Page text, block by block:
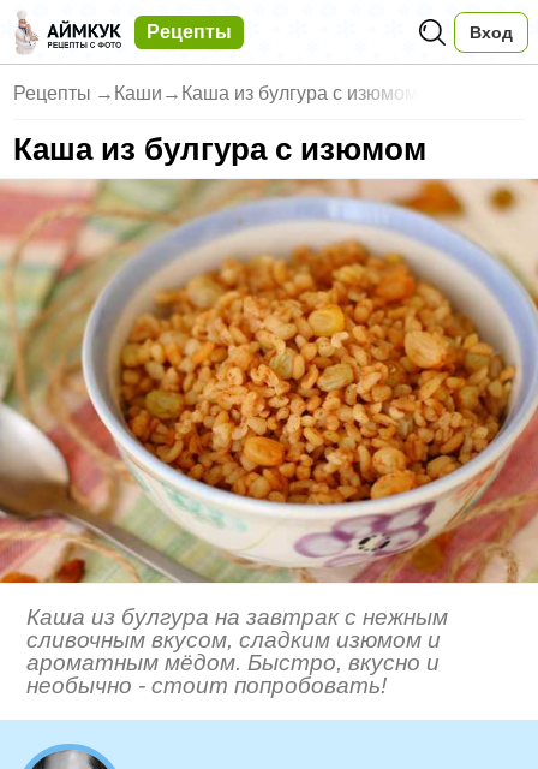
Рецепты Вход
Рецепты → Каши → Каша из булгура с изюмом
Каша из булгура с изюмом
Каша из булгура на завтрак с нежным
сливочным вкусом, сладким изюмом и
ароматным мёдом. Быстро, вкусно и
необычно - стоит попробовать!